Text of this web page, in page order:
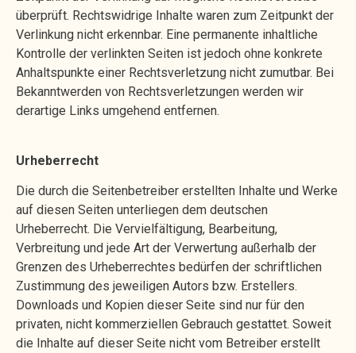
überprüft. Rechtswidrige Inhalte waren zum Zeitpunkt der
Verlinkung nicht erkennbar. Eine permanente inhaltliche
Kontrolle der verlinkten Seiten ist jedoch ohne konkrete
Anhaltspunkte einer Rechtsverletzung nicht zumutbar. Bei
Bekanntwerden von Rechtsverletzungen werden wir
derartige Links umgehend entfernen.
Urheberrecht
Die durch die Seitenbetreiber erstellten Inhalte und Werke
auf diesen Seiten unterliegen dem deutschen
Urheberrecht. Die Vervielfältigung, Bearbeitung,
Verbreitung und jede Art der Verwertung außerhalb der
Grenzen des Urheberrechtes bedürfen der schriftlichen
Zustimmung des jeweiligen Autors bzw. Erstellers.
Downloads und Kopien dieser Seite sind nur für den
privaten, nicht kommerziellen Gebrauch gestattet. Soweit
die Inhalte auf dieser Seite nicht vom Betreiber erstellt